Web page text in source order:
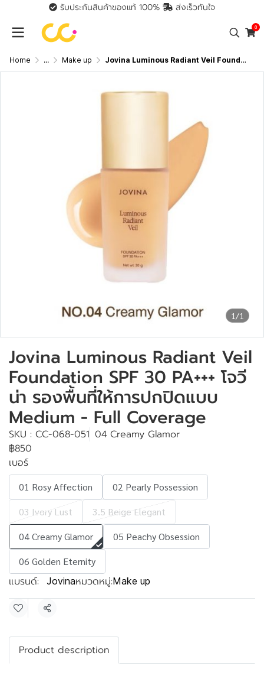
รับประกันสินค้าของแท้ 100% ส่งเร็วทันใจ
0
Home ... Make up Jovina Luminous Radiant Veil Foundation SPF 30 PA+++ โจวีน่า รองพื้นที่ให้การปกปิดแบบ Medium - Full Coverage
1/1
Jovina Luminous Radiant Veil
Foundation SPF 30 PA+++ โจวี
น่า รองพื้นที่ให้การปกปิดแบบ
Medium - Full Coverage
SKU : CC-068-051 04 Creamy Glamor
฿850
เบอร์
01 Rosy Affection
02 Pearly Possession
03 Ivory Lust
3.5 Beige Elegant
04 Creamy Glamor
05 Peachy Obsession
06 Golden Eternity
แบรนด์: Jovinaหมวดหมู่:Make up
แชร์
Product description